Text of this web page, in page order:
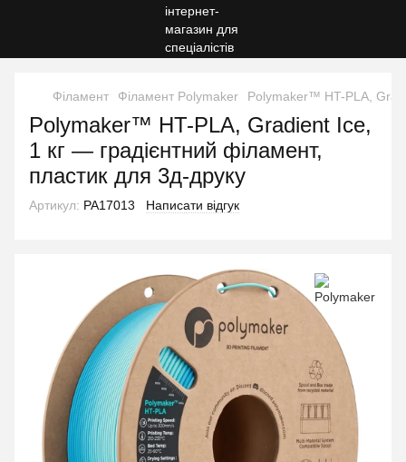
Філамент Філамент Polymaker Polymaker™ HT-PLA,
Polymaker™ HT-PLA, Gradient Ice,
1 кг — градієнтний філамент,
пластик для 3д-друку
Артикул: PA17013 Написати відгук